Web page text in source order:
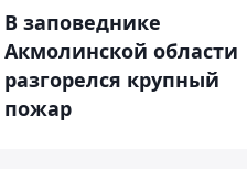
В заповеднике
Акмолинской области
разгорелся крупный
пожар